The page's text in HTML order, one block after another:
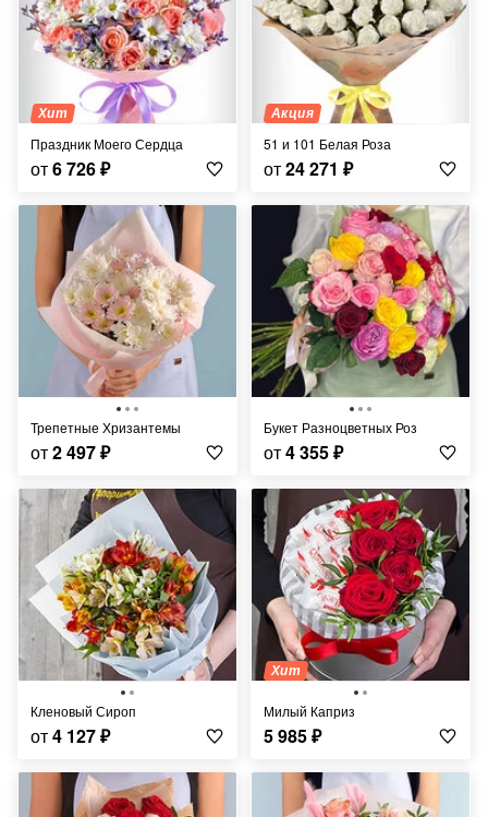
Хит
Праздник Моего Сердца
от6 726₽
Акция
51 и 101 Белая Роза
от24 271 ₽
Трепетные Хризантемы
от2 497₽
Букет Разноцветных Роз
от4 355₽
Кленовый Сироп
от4 127₽
Хит
Милый Каприз
5 985₽